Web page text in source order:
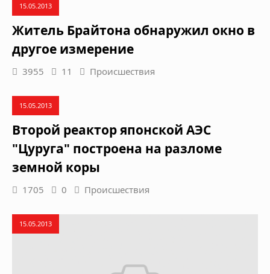
15.05.2013
Житель Брайтона обнаружил окно в
другое измерение
3955 11 Происшествия
15.05.2013
Второй реактор японской АЭС
"Цуруга" построена на разломе
земной коры
1705 0 Происшествия
15.05.2013